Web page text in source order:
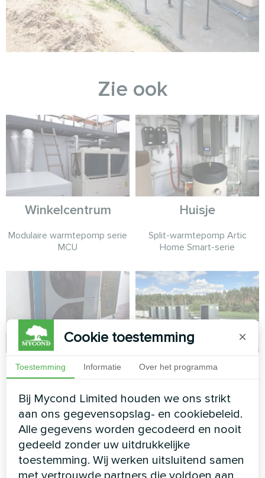
Zie ook
Winkelcentrum
Modulaire warmtepomp serie
MCU
Huisje
Split-warmtepomp Artic
Home Smart-serie
Gezinswoning met
Mycond
Warmtepomp
BeeThermic
MyCond BeeThermic
warmtepomp
Industriële installatie
warmtepomp
BeeEco-serie
MyCond Warmtepomp
BeeEco-serie zorgt voor
duurzame verwarming en
Cookie toestemming ×
Toestemming Informatie Over het programma
Bij Mycond Limited houden we ons strikt
aan ons gegevensopslag- en cookiebeleid.
Alle gegevens worden gecodeerd en nooit
gedeeld zonder uw uitdrukkelijke
toestemming. Wij werken uitsluitend samen